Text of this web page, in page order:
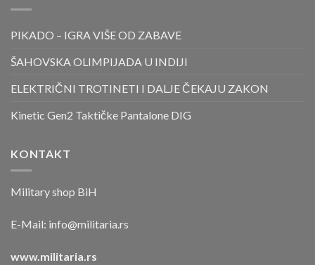
PIKADO – IGRA VIŠE OD ZABAVE
ŠAHOVSKA OLIMPIJADA U INDIJI
ELEKTRIČNI TROTINETI I DALJE ČEKAJU ZAKON
Kinetic Gen2 Taktičke Pantalone DIG
KONTAKT
Military shop BiH
E-Mail: info@militaria.rs
www.militaria.rs